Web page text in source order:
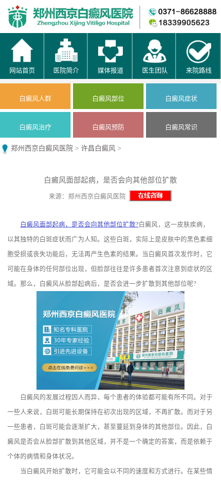
网站首页 医院简介 媒体报道 医生团队 来院路线
白癜风人群 白癜风部位 白癜风症状
白癜风治疗 白癜风预防 白癜风常识
郑州西京白癜风医院 > 许昌白癜风 >
白癜风面部起病，是否会向其他部位扩散
来源：郑州西京白癜风医院
白癜风面部起病，是否会向其他部位扩散?白癜风，这一皮肤疾病，
以其独特的白斑症状而广为人知。这些白斑，实际上是皮肤中的黑色素细
胞受损或丧失功能后，无法再产生色素的结果。当白癜风首次发作时，它
可能在身体的任何部位出现，但脸部往往是许多患者首次注意到症状的区
域。那么，白癜风从脸部起病后，是否会进一步扩散到其他部位呢?
白癜风的发展过程因人而异，每个患者的体验都可能有所不同。对于
一些人来说，白斑可能长期保持在初次出现的区域，不再扩散。而对于另
一些患者，白斑可能会逐渐扩大，甚至蔓延到身体的其他部位。因此，白
癜风是否会从脸部扩散到其他区域，并不是一个确定的答案，而是依赖于
个体的病情和身体状况。
当白癜风开始扩散时，它可能会以不同的速度和方式进行。在某些情